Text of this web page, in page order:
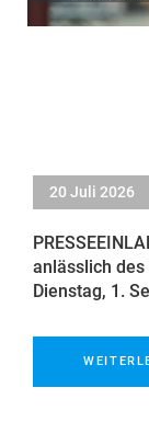
20 Juli 2026
anlässlich
Dienstag, 1.